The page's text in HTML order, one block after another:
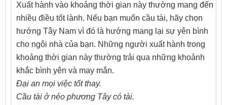
Xuất hành vào khoảng thời gian này thường mang đến
nhiều điều tốt lành. Nếu bạn muốn cầu tài, hãy chọn
hướng Tây Nam vì đó là hướng mang lại sự yên bình
cho ngôi nhà của bạn. Những người xuất hành trong
khoảng thời gian này thường trải qua những khoảnh
khắc bình yên và may mắn.
Đại an mọi việc tốt thay.
Cầu tài ở nẻo phương Tây có tài.